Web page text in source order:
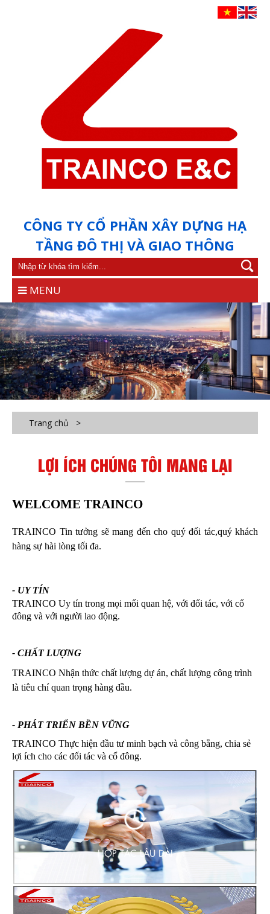
CÔNG TY CỔ PHẦN XÂY DỰNG HẠ
TẦNG ĐÔ THỊ VÀ GIAO THÔNG
MENU
Trang chủ >
LỢI ÍCH CHÚNG TÔI MANG LẠI
WELCOME TRAINCO
TRAINCO Tin tưởng sẽ mang đến cho quý đối tác,quý khách
hàng sự hài lòng tối đa.
- UY TÍN
TRAINCO Uy tín trong mọi mối quan hệ, với đối tác, với cổ
đông và với người lao động.
- CHẤT LƯỢNG
TRAINCO Nhận thức chất lượng dự án, chất lượng công trình
là tiêu chí quan trọng hàng đầu.
- PHÁT TRIỂN BỀN VỮNG
TRAINCO Thực hiện đầu tư minh bạch và công bằng, chia sẻ
lợi ích cho các đối tác và cổ đông.
HỢP TÁC LÂU DÀI